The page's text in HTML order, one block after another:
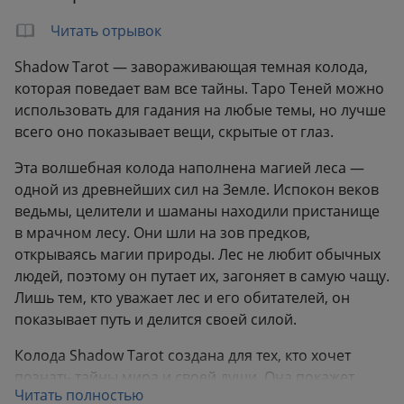
Формат: 155x217 мм
Читать отрывок
Shadow Tarot — завораживающая темная колода,
которая поведает вам все тайны. Таро Теней можно
использовать для гадания на любые темы, но лучше
всего оно показывает вещи, скрытые от глаз.
Эта волшебная колода наполнена магией леса —
одной из древнейших сил на Земле. Испокон веков
ведьмы, целители и шаманы находили пристанище
в мрачном лесу. Они шли на зов предков,
открываясь магии природы. Лес не любит обычных
людей, поэтому он путает их, загоняет в самую чащу.
Лишь тем, кто уважает лес и его обитателей, он
показывает путь и делится своей силой.
Колода Shadow Tarot создана для тех, кто хочет
познать тайны мира и своей души. Она покажет
прошлое, настоящее, будущее и ответит на все
Читать полностью